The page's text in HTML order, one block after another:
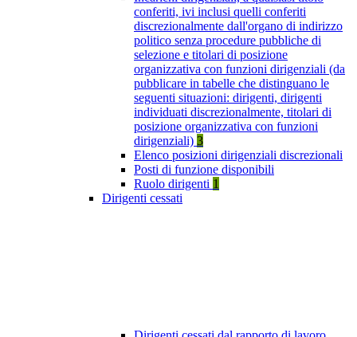
conferiti, ivi inclusi quelli conferiti
discrezionalmente dall'organo di indirizzo
politico senza procedure pubbliche di
selezione e titolari di posizione
organizzativa con funzioni dirigenziali (da
pubblicare in tabelle che distinguano le
seguenti situazioni: dirigenti, dirigenti
individuati discrezionalmente, titolari di
posizione organizzativa con funzioni
dirigenziali) 3
Elenco posizioni dirigenziali discrezionali
Posti di funzione disponibili
Ruolo dirigenti 1
Dirigenti cessati